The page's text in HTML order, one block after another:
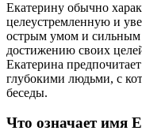
Екатерину обычно
целеустремленную и
острым умом и сильным
достижению своих
Екатерина
глубокими людьми, с
беседы.
Что означает имя